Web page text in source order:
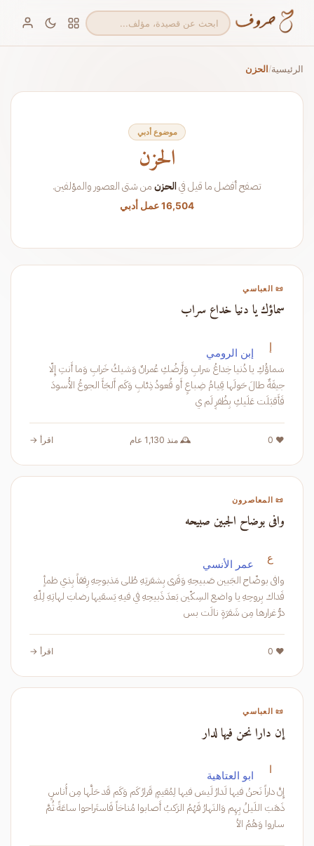
الرئيسية/الحزن
موضوع أدبي
الحزن
تصفح أفضل ما قيل فيالحزنمن شتى العصور والمؤلفين.
16,504 عمل أدبي
📜 العباسي
سماؤك يا دنيا خداع سراب
إ إبن الرومي
سَماؤُكِ يا دُنيا خِداعُ سَرابِ وَأَرضُكِ عُمرانٌ وَشيكُ خَرابِ وَما أَنتِ إِلّا
جيفَةٌ طالَ حَولَها قِيامُ ضِباعٍ أَو قُعودُ ذِئابِ وَكَم أَلجَأَ الجوعُ الأُسودَ
فَأَقبَلَت عَلَيكِ بِظُفرٍ لَم ي
❤️ 0 🕰️ منذ 1,130 عام اقرأ →
📜 المعاصرون
وافى بوضاح الجبين صبيحه
ع عمر الأنسي
وافى بوضّاح الجَبين صَبيحِهِ وَفَرى بِشفرتِهِ طُلى مَذبوحِهِ رِفقاً بِذي ظمأٍ
فَداك بِروحِهِ يا واضع السِكّين بَعدَ ذَبيحِهِ في فيهِ يَسقيها رضابَ لهاتِهِ لِلّهِ
درُّ غرارها مِن شَفرَةٍ نالَت بس
❤️ 0 اقرأ →
📜 العباسي
إن دارا نحن فيها لدار
ا ابو العتاهية
إِنَّ داراً نَحنُ فيها لَدارُ لَيسَ فيها لِمُقيمٍ قَرارُ كَم وَكَم قَد حَلَّها مِن أُناسٍ
ذَهَبَ اللَيلُ بِهِم وَالنَهارُ فَهُمُ الرَكبُ أَصابوا مُناخاً فَاستَراحوا ساعَةً ثُمَّ
ساروا وَهُمُ الأ